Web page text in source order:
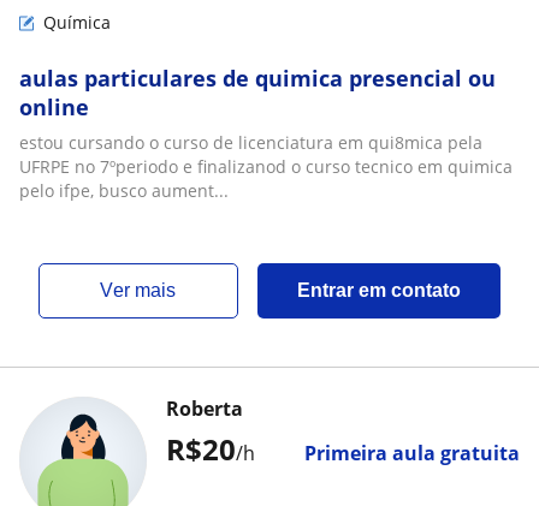
Química
aulas particulares de quimica presencial ou
online
estou cursando o curso de licenciatura em qui8mica pela
UFRPE no 7ºperiodo e finalizanod o curso tecnico em quimica
pelo ifpe, busco aument...
ver mais Entrar em contato
R$20/h Primeira aula gratuita
Roberta